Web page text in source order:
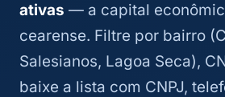
ativas — a capital
cearense. Filtre por bairro
Salesianos, Lagoa Seca),
baixe a lista com CNPJ,